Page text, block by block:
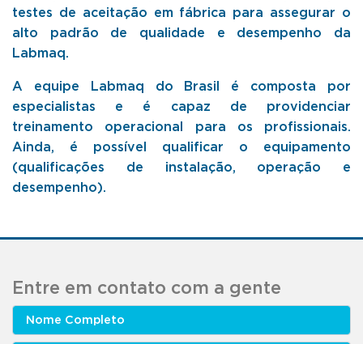
testes de aceitação em fábrica para assegurar o
alto padrão de qualidade e desempenho da
Labmaq.
A equipe Labmaq do Brasil é composta por
especialistas e é capaz de providenciar
treinamento operacional para os profissionais.
Ainda, é possível qualificar o equipamento
(qualificações de instalação, operação e
desempenho).
Entre em contato com a gente